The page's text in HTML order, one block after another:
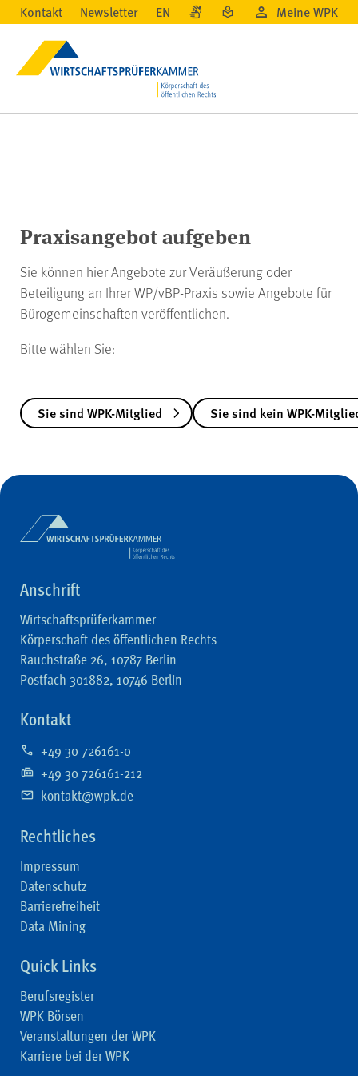
Kontakt Newsletter EN Meine WPK
Praxisangebot aufgeben
Sie können hier Angebote zur Veräußerung oder
Beteiligung an Ihrer WP/vBP-Praxis sowie Angebote für
Bürogemeinschaften veröffentlichen.
Bitte wählen Sie:
Sie sind WPK-Mitglied Sie sind kein WPK-
Anschrift
Wirtschaftsprüferkammer
Körperschaft des öffentlichen Rechts
Rauchstraße 26, 10787 Berlin
Postfach 301882, 10746 Berlin
Kontakt
+49 30 726161-0
+49 30 726161-212
kontakt@wpk.de
Rechtliches
Impressum
Datenschutz
Barrierefreiheit
Data Mining
Quick Links
Berufsregister
WPK Börsen
Veranstaltungen der WPK
Karriere bei der WPK